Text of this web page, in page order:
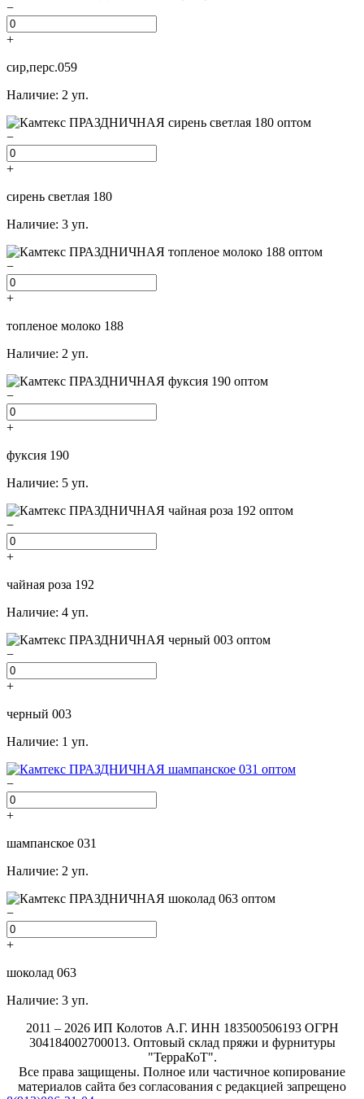
−
+
сир,перс.059
Наличие: 2 уп.
−
+
сирень светлая 180
Наличие: 3 уп.
−
+
топленое молоко 188
Наличие: 2 уп.
−
+
фуксия 190
Наличие: 5 уп.
−
+
чайная роза 192
Наличие: 4 уп.
−
+
черный 003
Наличие: 1 уп.
−
+
шампанское 031
Наличие: 2 уп.
−
+
шоколад 063
Наличие: 3 уп.
2011 – 2026 ИП Колотов А.Г. ИНН 183500506193 ОГРН
304184002700013. Оптовый склад пряжи и фурнитуры
"ТерраКоТ".
Все права защищены. Полное или частичное копирование
материалов сайта без согласования с редакцией запрещено